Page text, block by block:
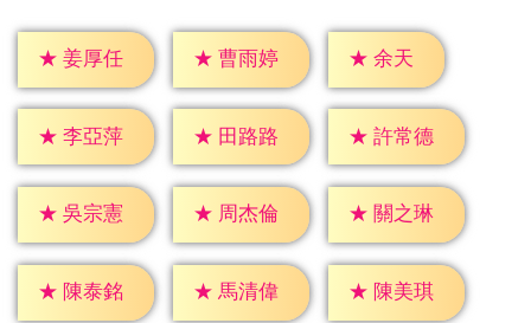
★ 姜厚任 ★ 曹雨婷 ★ 余天
★ 李亞萍 ★ 田路路 ★ 許常德
★ 吳宗憲 ★ 周杰倫 ★ 關之琳
★ 陳泰銘 ★ 馬清偉 ★ 陳美琪